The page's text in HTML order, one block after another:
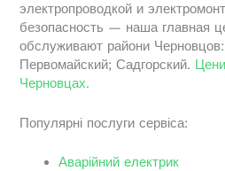
электропроводкой и
безопасность — наша главная
обслуживают райони
Первомайский; Садгорский.
Черновцах.
Популярні послуги сервіса:
Аварійний електрик